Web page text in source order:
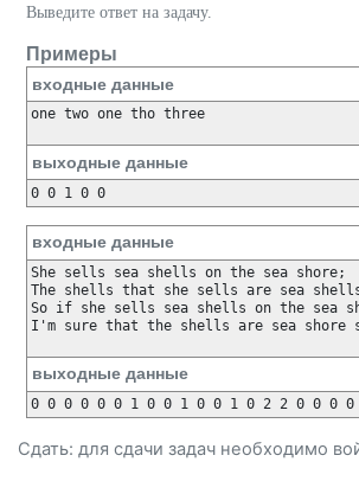
Выведите ответ на задачу.
Примеры
входные данные
one two one tho three
выходные данные
входные данные
She sells sea shells on the sea shore;
The shells that she sells are sea
So if she sells sea shells on the sea
I'm sure that the shells are sea shore
выходные данные
Сдать: для сдачи задач необходимо